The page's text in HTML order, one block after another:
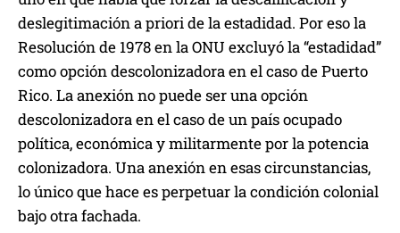
deslegitimación a priori de la estadidad. Por eso la
Resolución de 1978 en la ONU excluyó la “estadidad”
como opción descolonizadora en el caso de Puerto
Rico. La anexión no puede ser una opción
descolonizadora en el caso de un país ocupado
política, económica y militarmente por la potencia
colonizadora. Una anexión en esas circunstancias,
lo único que hace es perpetuar la condición colonial
bajo otra fachada.